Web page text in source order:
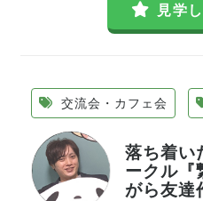
見学
交流会・カフェ会
落ち着い
ークル『
がら友達